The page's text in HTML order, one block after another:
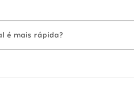
é mais rápida?